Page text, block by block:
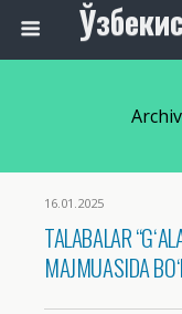
16.01.2025
TALABALAR
MAJMUASIDA